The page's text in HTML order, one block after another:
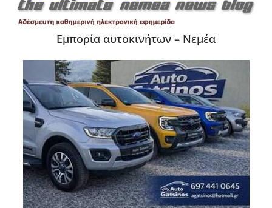
Εμπορία αυτοκινήτων – Νεμέα